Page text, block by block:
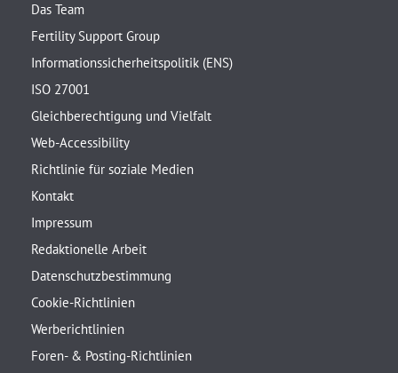
Das Team
Fertility Support Group
Informationssicherheitspolitik (ENS)
ISO 27001
Gleichberechtigung und Vielfalt
Web-Accessibility
Richtlinie für soziale Medien
Kontakt
Impressum
Redaktionelle Arbeit
Datenschutzbestimmung
Cookie-Richtlinien
Werberichtlinien
Foren- & Posting-Richtlinien